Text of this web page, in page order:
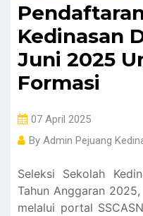
Kedinasan
Juni 2025
Formasi
07 April 2025
By Admin Pejuang
Seleksi Sekolah
Tahun Anggaran
melalui portal